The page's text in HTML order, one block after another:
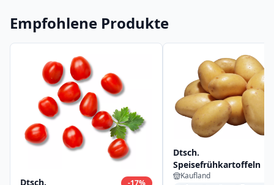
Empfohlene Produkte
Dtsch.
Dtsch.
Speisefrühkartoffeln
Kaufland